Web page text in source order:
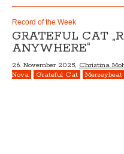
Record of the Week
GRATEFUL CAT
ANYWHERE“
26. November 2025, Christina
Nova
Grateful Cat Merseybeat